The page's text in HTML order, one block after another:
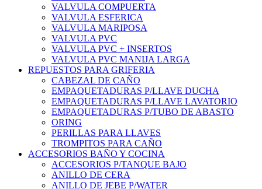
VALVULA COMPUERTA
VALVULA ESFERICA
VALVULA MARIPOSA
VALVULA PVC
VALVULA PVC + INSERTOS
VALVULA PVC MANIJA LARGA
REPUESTOS PARA GRIFERIA
CABEZAL DE CAÑO
EMPAQUETADURAS P/LLAVE DUCHA
EMPAQUETADURAS P/LLAVE LAVATORIO
EMPAQUETADURAS P/TUBO DE ABASTO
ORING
PERILLAS PARA LLAVES
TROMPITOS PARA CAÑO
ACCESORIOS BAÑO Y COCINA
ACCESORIOS P/TANQUE BAJO
ANILLO DE CERA
ANILLO DE JEBE P/WATER